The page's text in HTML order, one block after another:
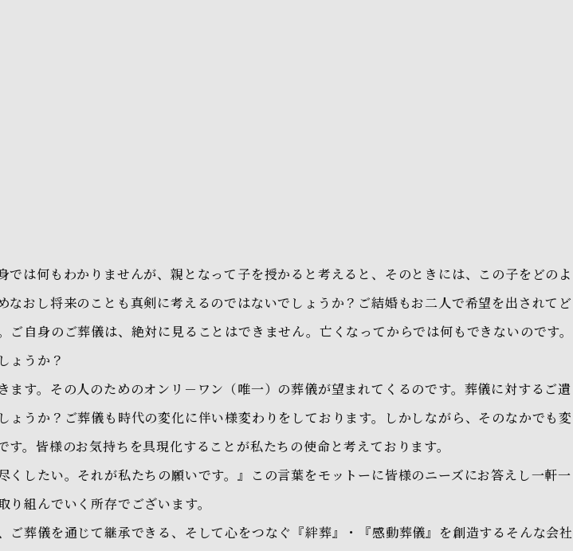
は何もわかりませんが、親となって子を授かると考えると、そのときには、この子をどのよ
おし将来のことも真剣に考えるのではないでしょうか？ご結婚もお二人で希望を出されてど
自身のご葬儀は、絶対に見ることはできません。亡くなってからでは何もできないのです。
ょうか？
す。その人のためのオンリ－ワン（唯一）の葬儀が望まれてくるのです。葬儀に対するご遺
うか？ご葬儀も時代の変化に伴い様変わりをしております。しかしながら、そのなかでも変
。皆様のお気持ちを具現化することが私たちの使命と考えております。
したい。それが私たちの願いです。』この言葉をモットーに皆様のニーズにお答えし一軒一
組んでいく所存でございます。
葬儀を通じて継承できる、そして心をつなぐ『絆葬』・『感動葬儀』を創造するそんな会社